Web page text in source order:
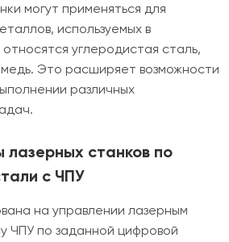
могут применяться для
используемых в
углеродистая сталь,
Это расширяет возможности
различных
станков по
с ЧПУ
на управлении лазерным
ЧПУ по заданной цифровой